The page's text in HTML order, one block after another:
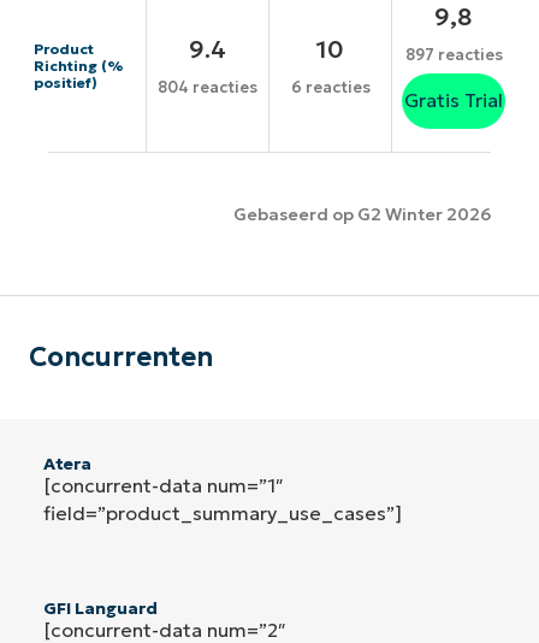
Product
Richting (%
positief)
9.4
804 reacties
10
6 reacties
9,8
897 reacties
Gratis Trial
Gebaseerd op G2 Winter 2026
Concurrenten
Atera
[concurrent-data num=”1″
field=”product_summary_use_cases”]
GFI Languard
[concurrent-data num=”2″